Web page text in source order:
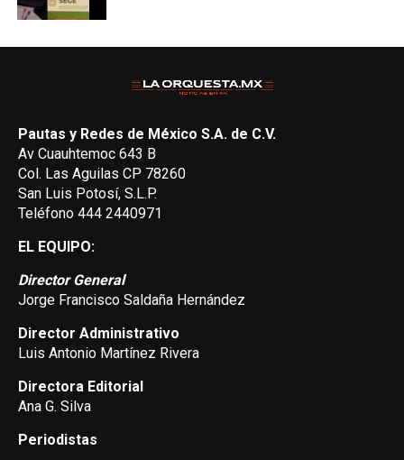
Pautas y Redes de México S.A. de C.V.
Av Cuauhtemoc 643 B
Col. Las Aguilas CP 78260
San Luis Potosí, S.L.P.
Teléfono 444 2440971
EL EQUIPO:
Director General
Jorge Francisco Saldaña Hernández
Director Administrativo
Luis Antonio Martínez Rivera
Directora Editorial
Ana G. Silva
Periodistas